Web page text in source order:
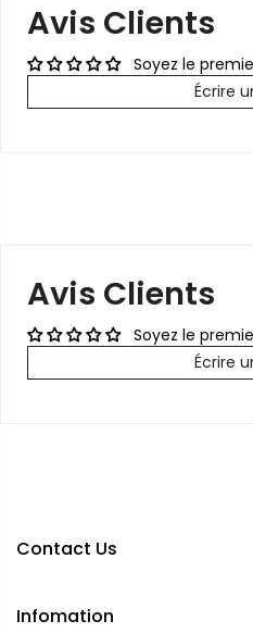
Avis Clients
Soyez le
Écrire
Avis Clients
Soyez le
Écrire
Contact Us
Infomation